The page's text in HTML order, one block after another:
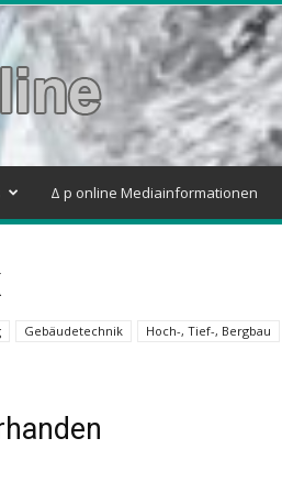
Δ p online Mediainformationen
Gebäudetechnik Hoch-, Tief-, Bergbau